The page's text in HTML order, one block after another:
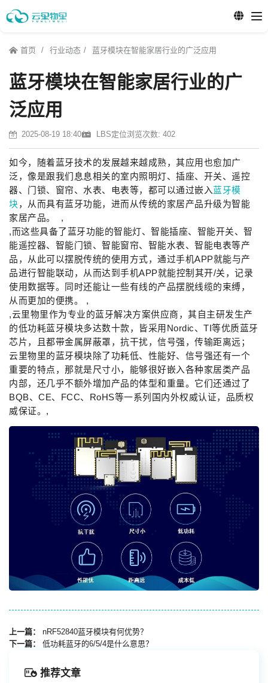
首页 行业动态 蓝牙模块在智能家居行业的广泛应用
蓝牙模块在智能家居行业的广
泛应用
2025-08-19 18:40 LBS定位浏览次数: 402
如今，随着蓝牙技术的发展越来越成熟，其应用也愈加广
泛，像是跟我们息息相关的室内照明灯、插座、开关、遥控
器、门锁、窗帘、水表、电表等，都可以通过嵌入 蓝牙模
块 ，从而具有蓝牙功能，进而从传统的家居产品升级为智能
家居产品。 ,
,而这些具备了蓝牙功能的智能灯、智能插座、智能开关、智
能遥控器、智能门锁、智能窗帘、智能水表、智能电表等产
品，从此可以摆脱传统的使用方式，通过手机APP就能与产
品进行智能联动，从而达到手机APP就能控制其开/关，记录
使用数据等。同时还能让一些有线的产品摆脱线缆的束缚，
从而更加的便携。 ,
,云里物里作为专业的蓝牙解决方案供应商，其自主研发生产
的低功耗蓝牙模块多达数十款，皆采用Nordic、TI等优质蓝牙
芯片，且都带金属屏蔽罩，抗干扰，信号强，传输距离远；
云里物里的蓝牙模块除了功耗低、性能好、信号强还有一个
重要的特点，那就是尺寸小，能够很好嵌入各种家居类产品
内部，还几乎不额外增加产品的体型和重量。它们还通过了
BQB、CE、FCC、RoHS等一系列国内外权威认证，品质权
威保证。,
上一篇：
nRF52840蓝牙模块有何优势？
下一篇：
低功耗蓝牙的6/5/4是什么意思？
推荐文章